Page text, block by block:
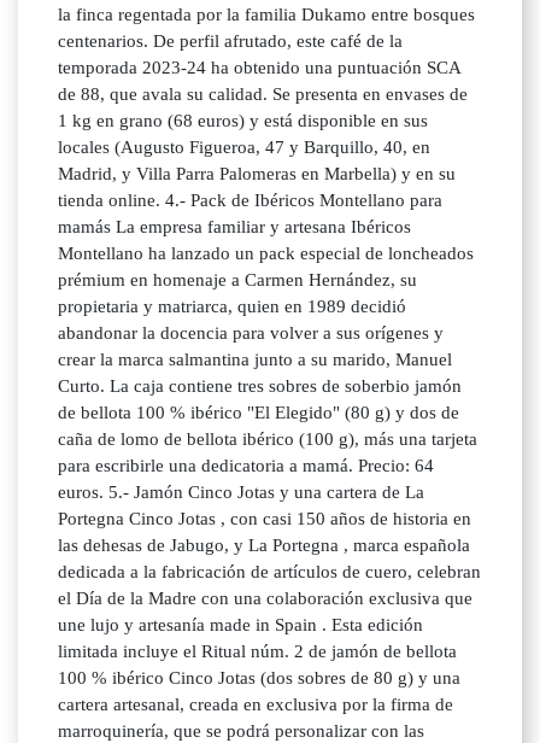
la finca regentada por la familia Dukamo entre bosques
centenarios. De perfil afrutado, este café de la
temporada 2023-24 ha obtenido una puntuación SCA
de 88, que avala su calidad. Se presenta en envases de
1 kg en grano (68 euros) y está disponible en sus
locales (Augusto Figueroa, 47 y Barquillo, 40, en
Madrid, y Villa Parra Palomeras en Marbella) y en su
tienda online. 4.- Pack de Ibéricos Montellano para
mamás La empresa familiar y artesana Ibéricos
Montellano ha lanzado un pack especial de loncheados
prémium en homenaje a Carmen Hernández, su
propietaria y matriarca, quien en 1989 decidió
abandonar la docencia para volver a sus orígenes y
crear la marca salmantina junto a su marido, Manuel
Curto. La caja contiene tres sobres de soberbio jamón
de bellota 100 % ibérico "El Elegido" (80 g) y dos de
caña de lomo de bellota ibérico (100 g), más una tarjeta
para escribirle una dedicatoria a mamá. Precio: 64
euros. 5.- Jamón Cinco Jotas y una cartera de La
Portegna Cinco Jotas , con casi 150 años de historia en
las dehesas de Jabugo, y La Portegna , marca española
dedicada a la fabricación de artículos de cuero, celebran
el Día de la Madre con una colaboración exclusiva que
une lujo y artesanía made in Spain . Esta edición
limitada incluye el Ritual núm. 2 de jamón de bellota
100 % ibérico Cinco Jotas (dos sobres de 80 g) y una
cartera artesanal, creada en exclusiva por la firma de
marroquinería, que se podrá personalizar con las